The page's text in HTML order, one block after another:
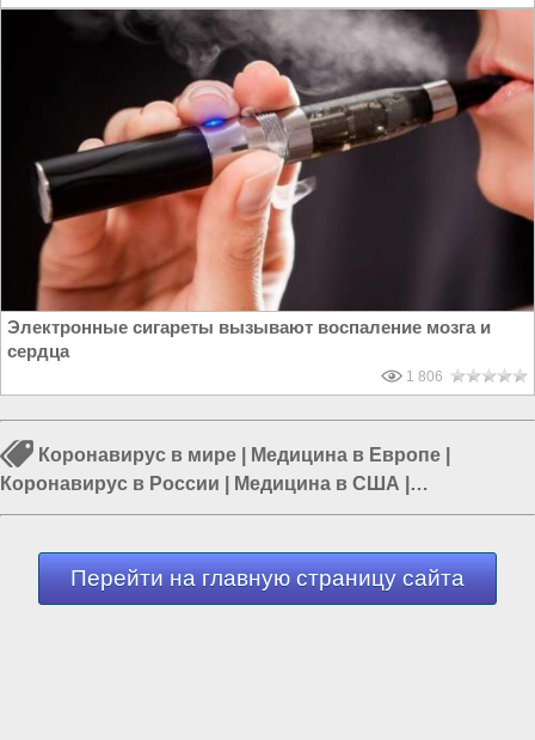
Электронные сигареты вызывают воспаление мозга и
сердца
1 806
Коронавирус в мире Медицина в Европе
Коронавирус в России
Медицина в США
Коронавирус в США|Коронавирус в Европе|
Перейти на главную страницу сайта